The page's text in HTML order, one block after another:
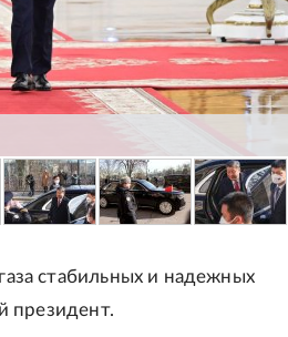
стабильных и надежных
президент.